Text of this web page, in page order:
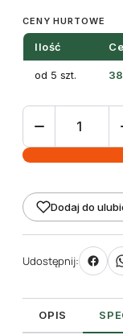
CENY HURTOWE
Ilość
od 5 szt.
ilość
pętlowa
17
x
200
mm
rolka
5000
Dodaj do
Udostępnij:
OPIS